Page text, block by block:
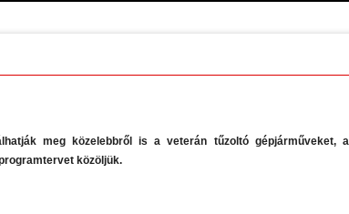
meg közelebbről is a veterán tűzoltó gépjárműveket,
közöljük.